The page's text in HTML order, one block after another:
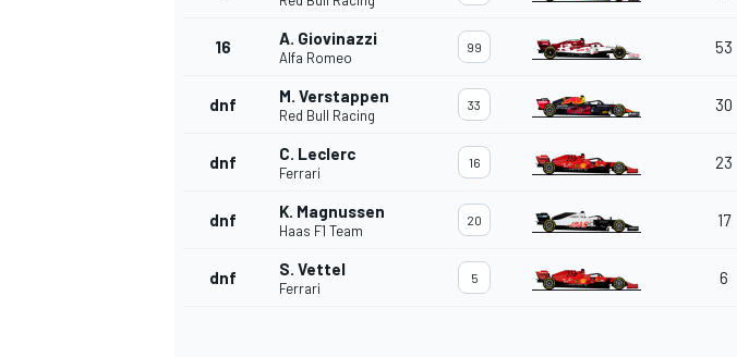
16 A. Giovinazzi
Alfa Romeo
99 53
dnf M. Verstappen
Red Bull Racing
33 30
dnf C. Leclerc
Ferrari
16 23
dnf K. Magnussen
Haas F1 Team
20 17
dnf S. Vettel
Ferrari
5 6